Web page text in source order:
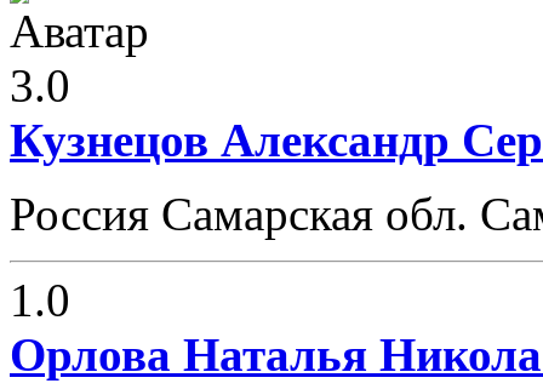
3.0
Кузнецов Александр
Россия Самарская обл.
1.0
Орлова Наталья